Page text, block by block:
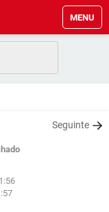
MENU
Seguinte